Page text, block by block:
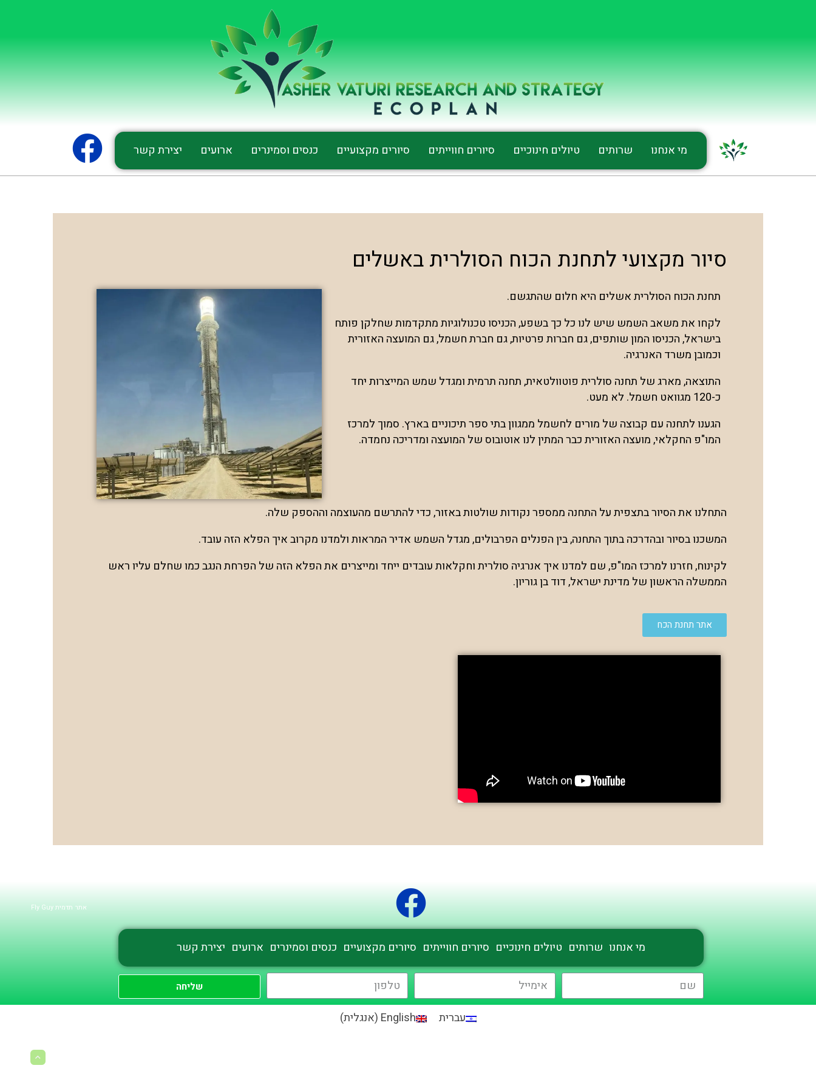
מי אנחנו שרותים טיולים חינוכיים סיורים חווייתים סיורים מקצועיים כנסים וסמינרים ארועים יצירת קשר
סיור מקצועי לתחנת הכוח הסולרית באשלים
תחנת הכוח הסולרית אשלים היא חלום שהתגשם.
לקחו את משאב השמש שיש לנו כל כך בשפע, הכניסו טכנולוגיות מתקדמות שחלקן פותח
בישראל, הכניסו המון שותפים, גם חברות פרטיות, גם חברת חשמל, גם המועצה האזורית
וכמובן משרד האנרגיה.
התוצאה, מארג של תחנה סולרית פוטוולטאית, תחנה תרמית ומגדל שמש המייצרות יחד
כ-120 מגוואט חשמל. לא מעט.
הגענו לתחנה עם קבוצה של מורים לחשמל ממגוון בתי ספר תיכוניים בארץ. סמוך למרכז
המו"פ החקלאי, מועצה האזורית כבר המתין לנו אוטובוס של המועצה ומדריכה נחמדה.
התחלנו את הסיור בתצפית על התחנה ממספר נקודות שולטות באזור, כדי להתרשם מהעוצמה וההספק שלה.
המשכנו בסיור ובהדרכה בתוך התחנה, בין הפנלים הפרבולים, מגדל השמש אדיר המראות ולמדנו מקרוב איך הפלא הזה עובד.
לקינוח, חזרנו למרכז המו"פ, שם למדנו איך אנרגיה סולרית וחקלאות עובדים ייחד ומייצרים את הפלא הזה של הפרחת הנגב כמו שחלם עליו ראש
הממשלה הראשון של מדינת ישראל, דוד בן גוריון.
אתר תחנת הכח
מי אנחנו שרותים טיולים חינוכיים סיורים חווייתים סיורים מקצועיים כנסים וסמינרים ארועים יצירת קשר
שליחה
אתר תדמית Fly Guy
גלילה
לראש
עברית English
(אנגלית)